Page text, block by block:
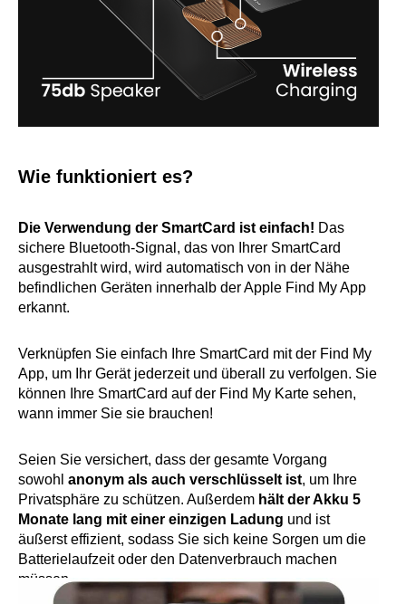
Wie funktioniert es?
Die Verwendung der SmartCard ist einfach! Das
sichere Bluetooth-Signal, das von Ihrer SmartCard
ausgestrahlt wird, wird automatisch von in der Nähe
befindlichen Geräten innerhalb der Apple Find My App
erkannt.
Verknüpfen Sie einfach Ihre SmartCard mit der Find My
App, um Ihr Gerät jederzeit und überall zu verfolgen. Sie
können Ihre SmartCard auf der Find My Karte sehen,
wann immer Sie sie brauchen!
Seien Sie versichert, dass der gesamte Vorgang
sowohl anonym als auch verschlüsselt ist, um Ihre
Privatsphäre zu schützen. Außerdem hält der Akku 5
Monate lang mit einer einzigen Ladung und ist
äußerst effizient, sodass Sie sich keine Sorgen um die
Batterielaufzeit oder den Datenverbrauch machen
müssen.